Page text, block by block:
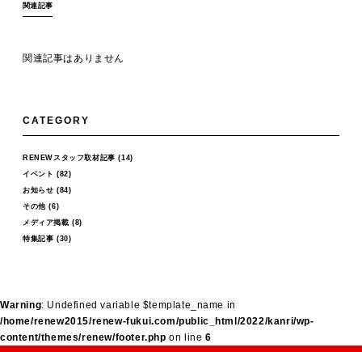
関連記事
関連記事はありません
CATEGORY
RENEWスタッフ取材記事 (14)
イベント (82)
お知らせ (84)
その他(6)
メディア掲載 (8)
特集記事 (30)
Warning: Undefined variable $template_name in
/home/renew2015/renew-fukui.com/public_html/2022/kanri/wp-
content/themes/renew/footer.php on line 6